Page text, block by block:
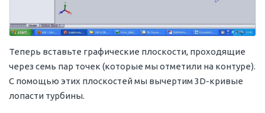
Теперь вставьте графические плоскости, проходящие
через семь пар точек (которые мы отметили на контуре).
С помощью этих плоскостей мы вычертим 3D-кривые
лопасти турбины.